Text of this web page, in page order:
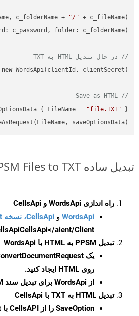
c_folderName + "/"
: c_password, folder
// در حال تبدیل HTML به TXT
new
// Save as HTML
{ FileName = "file.TXT" };
saveOptionsData);
تبدیل ساده PPSM Files to TXT روی Net SDK
راه اندازی WordsApi و CellsApi
WordsApi و CellsApi، نسخه Basient
CellsApi</aient/Client/ را راه‌اندازی کنید.
تبدیل PPSM به HTML با WordsApi
یک
روی HTML ایجاد کنید.
از WordsApi برای تبدیل سند PPSM به HTML استفاده کنید.
تبدیل HTML به TXT با CellsApi
SaveOption